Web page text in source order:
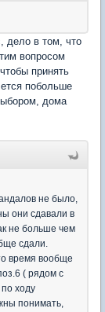
дело в том, что
вопросом
принять
побольше
дома
не было,
они сдавали в
не больше чем
сдали.
время вообще
( рядом с
ходу
понимать,